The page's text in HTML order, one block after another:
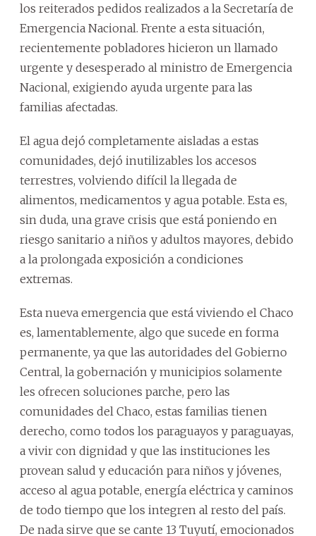
los reiterados pedidos realizados a la Secretaría de
Emergencia Nacional. Frente a esta situación,
recientemente pobladores hicieron un llamado
urgente y desesperado al ministro de Emergencia
Nacional, exigiendo ayuda urgente para las
familias afectadas.
El agua dejó completamente aisladas a estas
comunidades, dejó inutilizables los accesos
terrestres, volviendo difícil la llegada de
alimentos, medicamentos y agua potable. Esta es,
sin duda, una grave crisis que está poniendo en
riesgo sanitario a niños y adultos mayores, debido
a la prolongada exposición a condiciones
extremas.
Esta nueva emergencia que está viviendo el Chaco
es, lamentablemente, algo que sucede en forma
permanente, ya que las autoridades del Gobierno
Central, la gobernación y municipios solamente
les ofrecen soluciones parche, pero las
comunidades del Chaco, estas familias tienen
derecho, como todos los paraguayos y paraguayas,
a vivir con dignidad y que las instituciones les
provean salud y educación para niños y jóvenes,
acceso al agua potable, energía eléctrica y caminos
de todo tiempo que los integren al resto del país.
De nada sirve que se cante 13 Tuyutí, emocionados